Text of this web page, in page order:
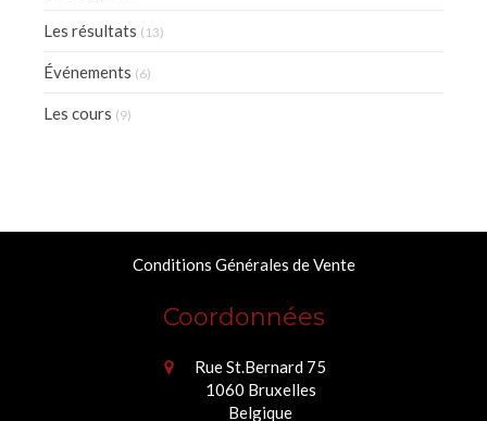
Les résultats (13)
Événements (6)
Les cours (9)
Conditions Générales de Vente
Coordonnées
Rue St.Bernard 75
1060 Bruxelles
Belgique